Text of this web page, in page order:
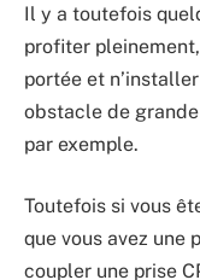
Il y a toutefois
profiter
portée et
obstacle de
par exemple.
Toutefois si vous
que vous avez une
coupler une prise